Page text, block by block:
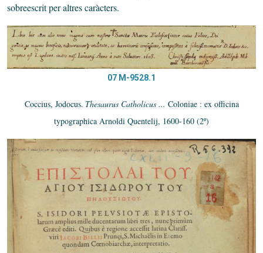
sobreescrit per altres caràcters.
07 M-9528.1
Coccius, Jodocus. Thesaurus Catholicus ... Coloniae : ex officina
typographica Arnoldi Quentelij, 1600-160 (2º)